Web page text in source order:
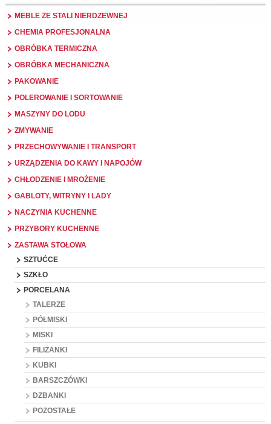
MEBLE ZE STALI NIERDZEWNEJ
CHEMIA PROFESJONALNA
OBRÓBKA TERMICZNA
OBRÓBKA MECHANICZNA
PAKOWANIE
POLEROWANIE I SORTOWANIE
MASZYNY DO LODU
ZMYWANIE
PRZECHOWYWANIE I TRANSPORT
URZĄDZENIA DO KAWY I NAPOJÓW
CHŁODZENIE I MROŻENIE
GABLOTY, WITRYNY I LADY
NACZYNIA KUCHENNE
PRZYBORY KUCHENNE
ZASTAWA STOŁOWA
SZTUĆCE
SZKŁO
PORCELANA
TALERZE
PÓŁMISKI
MISKI
FILIŻANKI
KUBKI
BARSZCZÓWKI
DZBANKI
POZOSTAŁE